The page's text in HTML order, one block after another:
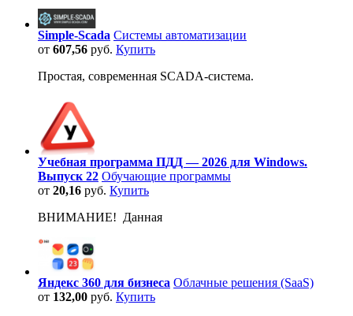
Simple-Scada Системы автоматизации
от 607,56 руб. Купить
Простая, современная SCADA-система.
Учебная программа ПДД — 2026 для Windows.
Выпуск 22 Обучающие программы
от 20,16 руб. Купить
ВНИМАНИЕ! Данная
Яндекс 360 для бизнеса Облачные решения (SaaS)
от 132,00 руб. Купить